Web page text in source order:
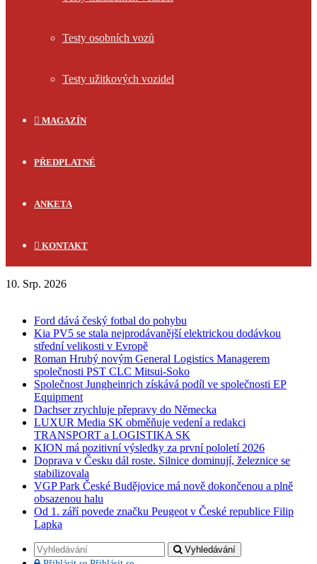
Testy osobních vozů
Testy užitkových vozidel
MAGAZÍN
PŘEDPLATNÉ
ANKETA
KONTAKT
10. Srp. 2026
Ford dává český fotbal do pohybu
Kia PV5 se stala nejprodávanější elektrickou dodávkou
střední velikosti v Evropě
Roman Hrubý novým General Logistics Managerem
společnosti PST CLC Mitsui-Soko
Společnost Jungheinrich získává podíl ve společnosti EP
Equipment
Dachser zrychluje přepravy do Německa
LUXUR Media SK obměňuje vedení a redakci
TRANSPORT a LOGISTIKA SK
KION má pozitivní výsledky za první pololetí 2026
Doprava v Česku dál roste. Silnice dominují, železnice se
stabilizovala
VGP Park České Budějovice má nově dokončenou a plně
obsazenou halu
Od 1. září povede značku Peugeot v České republice Filip
Lapka
Vyhledávání